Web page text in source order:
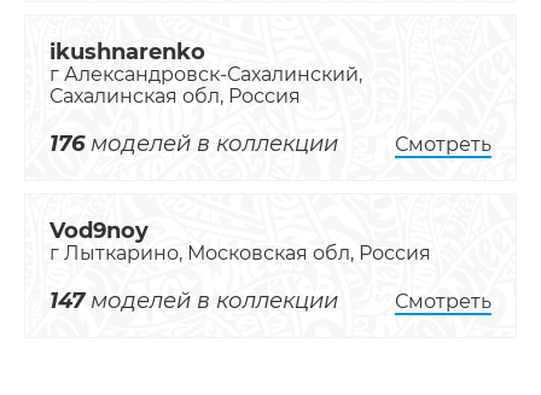
ikushnarenko
г Александровск-Сахалинский,
Сахалинская обл, Россия
176моделей в коллекции Смотреть
Vod9noy
г Лыткарино, Московская обл, Россия
147моделей в коллекции Смотреть